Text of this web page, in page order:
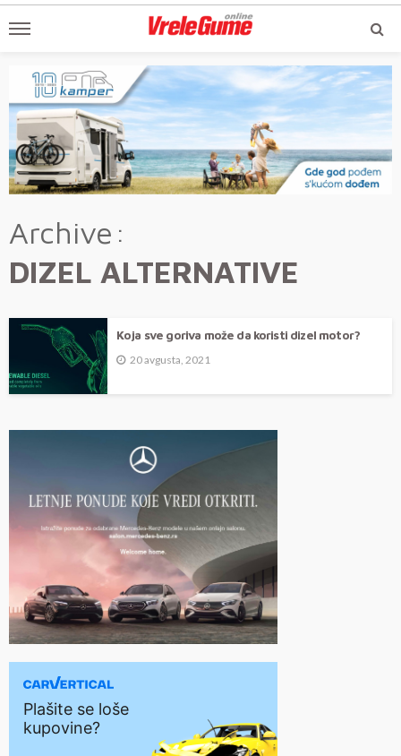
Archive
DIZEL ALTERNATIVE
Koja sve goriva može da koristi dizel motor?
20 avgusta, 2021